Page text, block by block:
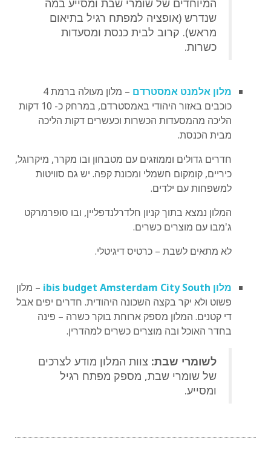
המיוחדים של שומרי שבת ומסייע במה
שנדרש (אופציה למפתח רגיל בתיאום
מראש). קרוב לבית כנסת ומסעדות
כשרות.
מלון אלמנט אמסטרדם
– מלון מעולה ברמת 4
כוכבים באזור היהודי באמסטרדם, במרחק כ- 10 דקות
הליכה מהמסעדות הכשרות וכעשרים דקות הליכה
מבית הכנסת.
חדרים גדולים וממוזגים עם מטבחון ובו מקרר, מיקרוגל,
כיריים, קומקום חשמלי ומכונת קפה. יש גם סוויטות
למשפחות עם ילדים.
המלון נמצא בתוך קניון חלדרלנדפליין, ובו סופרמרקט
ג'מבו עם מוצרים כשרים.
לא מתאים לשבת – כרטיס דיגיטלי.
מלון ibis budget Amsterdam City South
– מלון
פשוט ולא יקר בקצה השכונה היהודית. חדרים יפים אבל
די קטנים. המלון מספק ארוחת בוקר כשרה – פינה
בחדר האוכל ובה מוצרים כשרים למהדרין.
לשומרי שבת: צוות המלון מודע לצרכים
של שומרי שבת, מספק מפתח רגיל
ומסייע.